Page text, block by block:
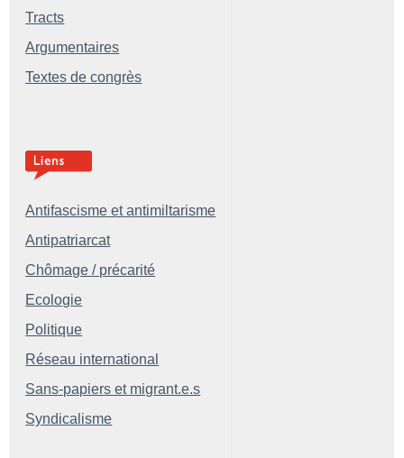
Tracts
Argumentaires
Textes de congrès
Antifascisme et antimiltarisme
Antipatriarcat
Chômage / précarité
Ecologie
Politique
Réseau international
Sans-papiers et migrant.e.s
Syndicalisme